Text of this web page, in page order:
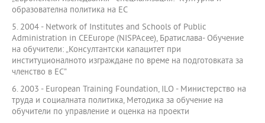
образователна политика на ЕС
5. 2004 - Network of Institutes and Schools of Public
Administration in CEEurope (NISPAcee), Братислава- Обучение
на обучители: „Консултантски капацитет при
институционалното изграждане по време на подготовката за
членство в ЕС”
6. 2003 - European Training Foundation, ILO - Министерство на
труда и социалната политика, Методика за обучение на
обучители по управление и оценка на проекти